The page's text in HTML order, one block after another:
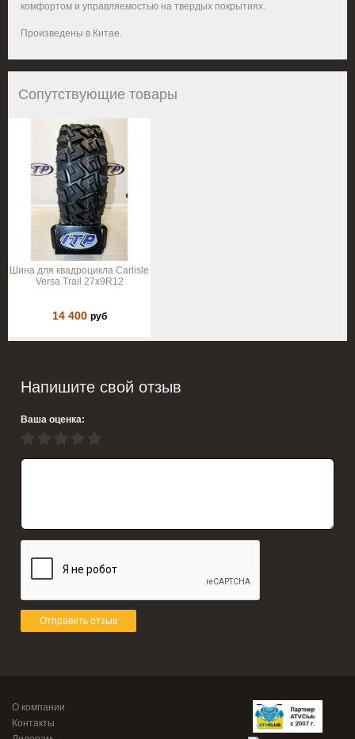
комфортом и управляемостью на твердых покрытиях.
Произведены в Китае.
Сопутствующие товары
Шина для квадроцикла Carlisle
Versa Trail 27x9R12
14 400 руб
Напишите свой отзыв
Ваша оценка:
Отправить отзыв
О компании
Контакты